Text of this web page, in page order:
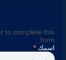
to complete this
form.
اسمك *